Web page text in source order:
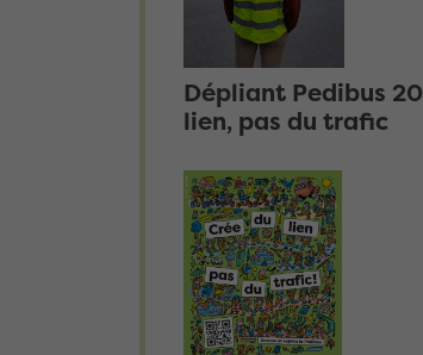
Dépliant Pedibus
lien, pas du trafic